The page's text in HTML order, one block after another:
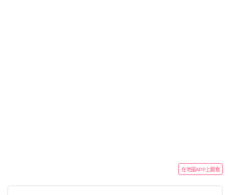
在地圖APP上觀看